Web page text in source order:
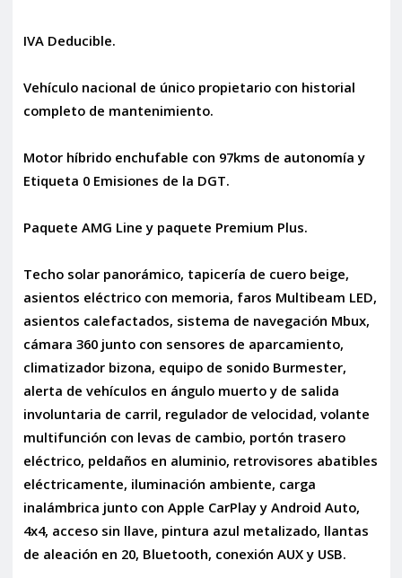
IVA Deducible.
Vehículo nacional de único propietario con historial
completo de mantenimiento.
Motor híbrido enchufable con 97kms de autonomía y
Etiqueta 0 Emisiones de la DGT.
Paquete AMG Line y paquete Premium Plus.
Techo solar panorámico, tapicería de cuero beige,
asientos eléctrico con memoria, faros Multibeam LED,
asientos calefactados, sistema de navegación Mbux,
cámara 360 junto con sensores de aparcamiento,
climatizador bizona, equipo de sonido Burmester,
alerta de vehículos en ángulo muerto y de salida
involuntaria de carril, regulador de velocidad, volante
multifunción con levas de cambio, portón trasero
eléctrico, peldaños en aluminio, retrovisores abatibles
eléctricamente, iluminación ambiente, carga
inalámbrica junto con Apple CarPlay y Android Auto,
4x4, acceso sin llave, pintura azul metalizado, llantas
de aleación en 20, Bluetooth, conexión AUX y USB.